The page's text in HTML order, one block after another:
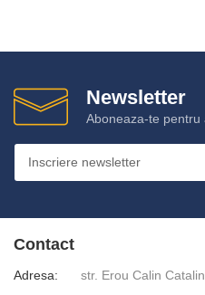
Newsletter
Aboneaza-te pentru
Contact
Adresa:
str. Erou Calin